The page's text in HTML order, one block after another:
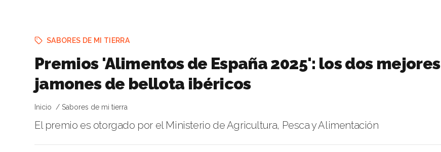
SABORES DE MI TIERRA
Premios 'Alimentos de España 2025': los dos mejores
jamones de bellota ibéricos
Inicio Sabores de mi tierra
El premio es otorgado por el Ministerio de Agricultura, Pesca y Alimentación